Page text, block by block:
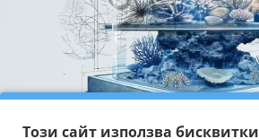
Този сайт използва бисквитки